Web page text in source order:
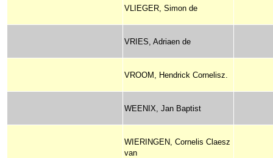
VLIEGER, Simon de
VRIES, Adriaen de
VROOM, Hendrick Cornelisz.
WEENIX, Jan Baptist
WIERINGEN, Cornelis Claesz
van